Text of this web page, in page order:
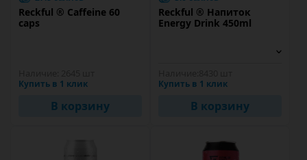
Reckful ® Caffeine 60
caps
Купить в 1 клик
В корзину
Reckful ® Напиток
Energy Drink 450ml
Купить в 1 клик
В корзину